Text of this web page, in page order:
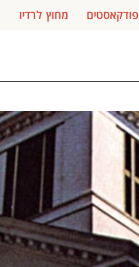
פודקאסטים מחוץ לרדיו